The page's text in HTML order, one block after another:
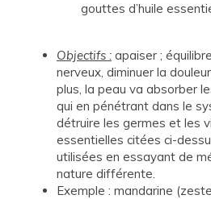
gouttes d’huile
Objectifs : apaiser ;
nerveux, diminuer la
plus, la peau va absorber
qui en pénétrant dans le
détruire les germes et les
essentielles citées ci-
utilisées en essayant de
nature différente.
Exemple : mandarine